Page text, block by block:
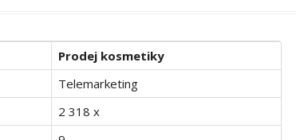
Prodej kosmetiky
Telemarketing
2 318 x